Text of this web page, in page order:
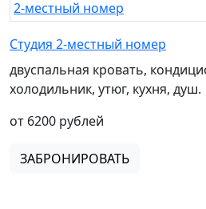
Студия 2-местный номер
двуспальная кровать,
холодильник, утюг, кухня, душ.
от 6200 рублей
ЗАБРОНИРОВАТЬ